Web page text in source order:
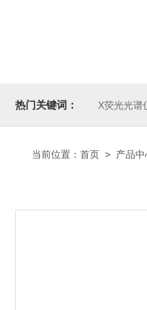
热门关键词： X荧光光谱
当前位置： 首页 > 产品中